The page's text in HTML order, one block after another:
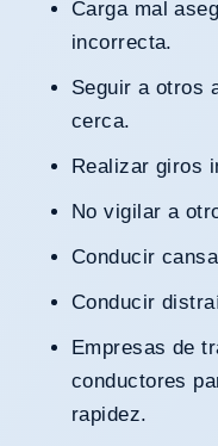
Carga mal asegurada o cargada de manera
incorrecta.
Seguir a otros automóviles demasiado de
cerca.
Realizar giros
No vigilar a
Conducir
Conducir
Empresas de transporte que presionan a los
conductores
rapidez.